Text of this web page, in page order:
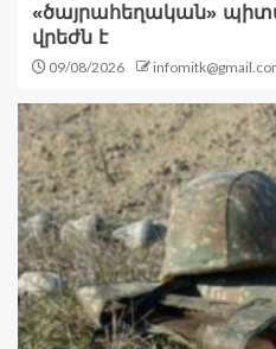
«ծայրահեղական»
վրեժն է
09/08/2026